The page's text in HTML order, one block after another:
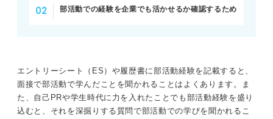
部活動での経験を企業でも活かせるか確認するため
エントリーシート（ES）や履歴書に部活動経験を記載すると、
面接で部活動で学んだことを聞かれることはよくあります。ま
た、自己PRや学生時代に力を入れたことでも部活動経験を盛り
込むと、それを深掘りする質問で部活動での学びを聞かれるこ
例文⑦利害関係が異なる人とも対話をする大切さ
例文⑨リーダーシップ
例文⑩サポートすることの大切さ